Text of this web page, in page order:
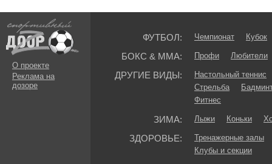
О проекте
Реклама на
дозоре
ФУТБОЛ: Чемпионат Кубок
БОКС & ММА: Профи Любители
ДРУГИЕ ВИДЫ:
Настольный теннис
Стрельба
Фитнес
ЗИМА: Лыжи Коньки
ЗДОРОВЬЕ:
Тренажерные залы
Клубы и секции